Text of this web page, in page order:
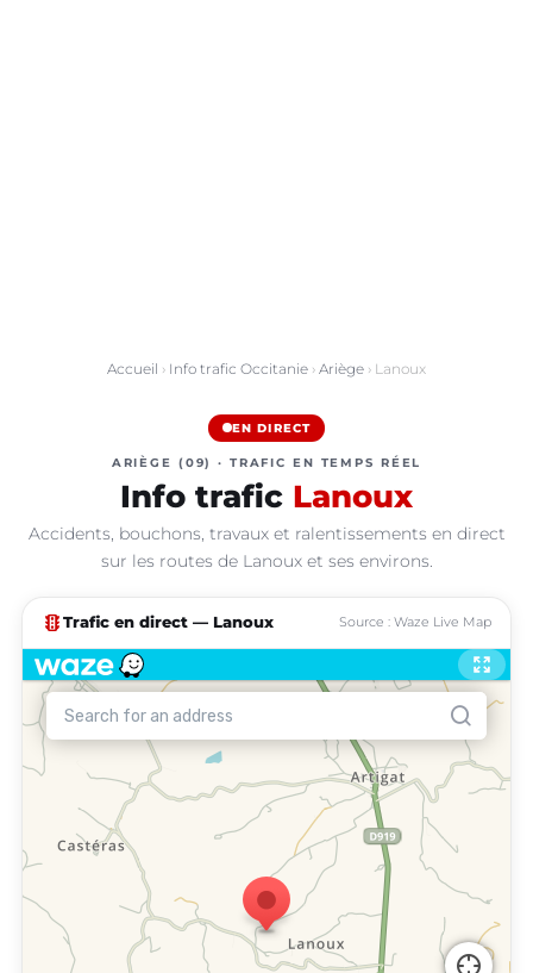
Accueil › Info trafic Occitanie › Ariège › Lanoux
EN DIRECT
ARIÈGE (09) · TRAFIC EN TEMPS RÉEL
Info trafic Lanoux
Accidents, bouchons, travaux et ralentissements en direct
sur les routes de Lanoux et ses environs.
traffic Trafic en direct — Lanoux Source : Waze Live Map